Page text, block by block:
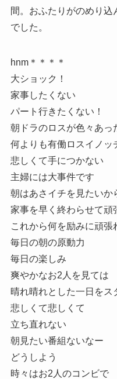
間。おふたりがのめり
でした。
hnm＊＊＊＊
大ショック！
家事したくない
パート行きたくない！
朝ドラのロスが色々あっ
何よりも有働ロスイノッ
悲しくて手につかない
主婦には大事件です
朝はあさイチを見たいか
家事を早く終わらせて頑
これから何を励みに頑張
毎日の朝の原動力
毎日の楽しみ
爽やかなお2人を見ては
晴れ晴れとした一日をス
悲しくて悲しくて
立ち直れない
朝見たい番組ないなー
どうしよう
時々はお2人のコンビで